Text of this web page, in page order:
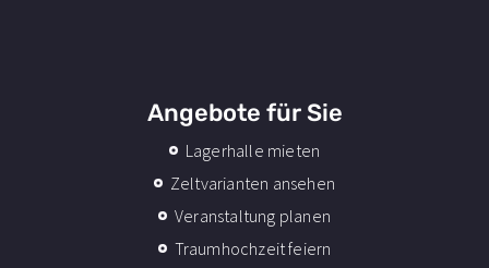
Angebote für Sie
Lagerhalle mieten
Zeltvarianten ansehen
Veranstaltung planen
Traumhochzeit feiern